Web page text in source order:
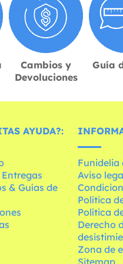
Cambios y
Devoluciones
Guía
AYUDA?:
& Guías de
Funidelia
Aviso
Política
Política
Derecho
Zona de
Sitemap